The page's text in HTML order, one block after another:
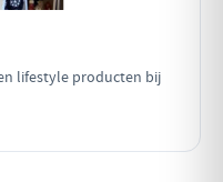
lifestyle producten bij